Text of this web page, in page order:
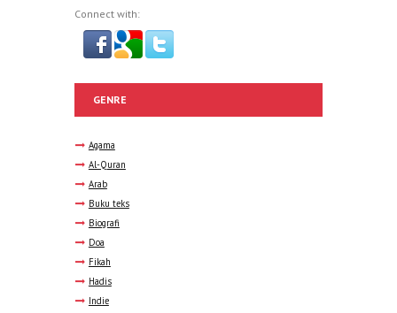
Connect with:
GENRE
Agama
Al-Quran
Arab
Buku teks
Biografi
Doa
Fikah
Hadis
Indie